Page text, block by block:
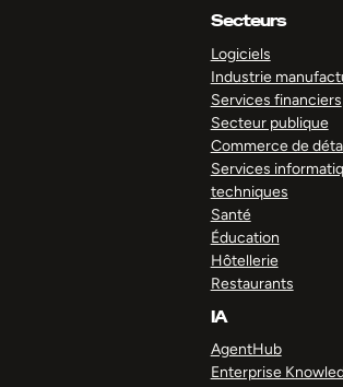
Secteurs
Logiciels
Industrie
Services financiers
Secteur publique
Commerce de
Services
techniques
Santé
Éducation
Hôtellerie
Restaurants
IA
AgentHub
Enterprise